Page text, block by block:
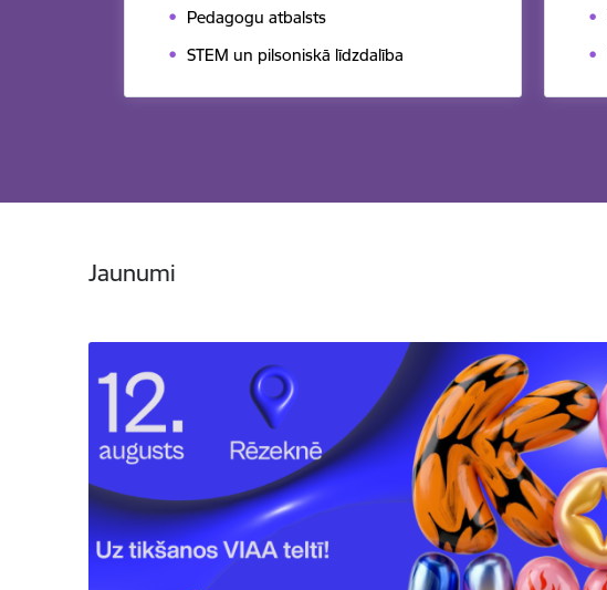
Pedagogu atbalsts
STEM un pilsoniskā līdzdalība
Jaunumi